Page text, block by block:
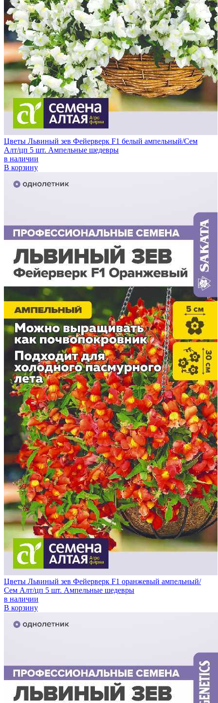
Цветы Львиный зев Фейерверк F1 белый ампельный/Сем
Алт/цп 5 шт. Ампельные шедевры
в наличии
В корзину
Цветы Львиный зев Фейерверк F1 оранжевый ампельный/
Сем Алт/цп 5 шт. Ампельные шедевры
в наличии
В корзину